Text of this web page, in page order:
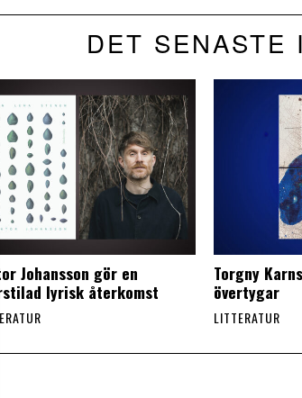
DET SENASTE
Johansson gör en
lyrisk återkomst
Torgny
övertygar
LITTERATUR